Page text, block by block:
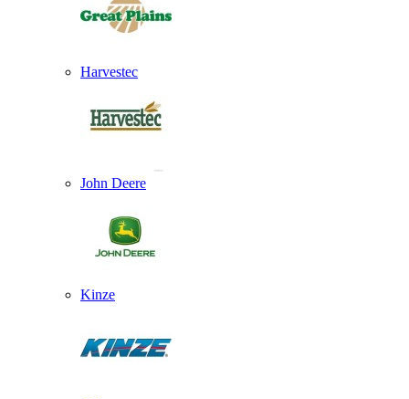
Harvestec
John Deere
Kinze